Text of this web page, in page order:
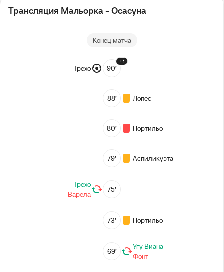
Трансляция Мальорка - Осасуна
Конец матча
90’
+1
Трехо
88’ Лопес
80’ Портильо
79’ Аспиликуэта
75’
Трехо
Варела
73’ Портильо
69’
Угу Виана
Фонт